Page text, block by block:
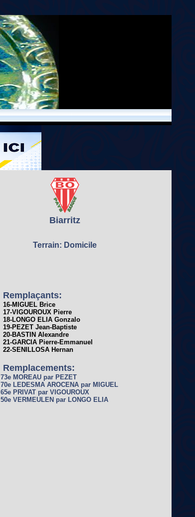
Biarritz
Terrain: Domicile
Remplaçants:
16-MIGUEL Brice
17-VIGOUROUX Pierre
18-LONGO ELIA Gonzalo
19-PEZET Jean-Baptiste
20-BASTIN Alexandre
21-GARCIA Pierre-Emmanuel
22-SENILLOSA Hernan
Remplacements:
73e MOREAU par PEZET
70e LEDESMA AROCENA par MIGUEL
65e PRIVAT par VIGOUROUX
50e VERMEULEN par LONGO ELIA